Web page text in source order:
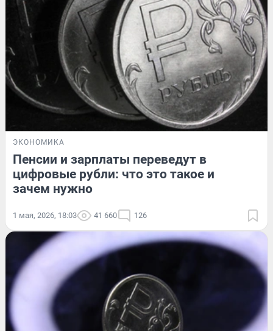
ЭКОНОМИКА
Пенсии и зарплаты переведут в
цифровые рубли: что это такое и
зачем нужно
1 мая, 2026, 18:03 41 660 126